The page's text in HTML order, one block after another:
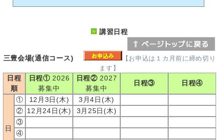
講習日程
三豊会場(通信コース)
【お申込は１カ月前に締め切り
ます】
日程
順
日程①2026
募集中
日程②2027
募集中
日程③ 日程④
日
① 12月3日(木)
3月4日(木)
② 12月24日(木)
3月25日(木)
③
④